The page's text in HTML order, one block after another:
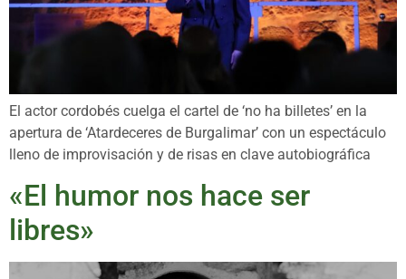
El actor cordobés cuelga el cartel de ‘no ha billetes’ en la
apertura de ‘Atardeceres de Burgalimar’ con un espectáculo
lleno de improvisación y de risas en clave autobiográfica
«El humor nos hace ser
libres»